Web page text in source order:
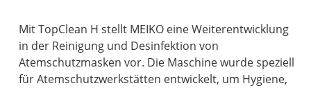
Mit TopClean H stellt MEIKO eine Weiterentwicklung
in der Reinigung und Desinfektion von
Atemschutzmasken vor. Die Maschine wurde speziell
für Atemschutzwerkstätten entwickelt, um Hygiene,